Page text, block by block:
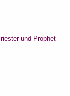
und Prophet